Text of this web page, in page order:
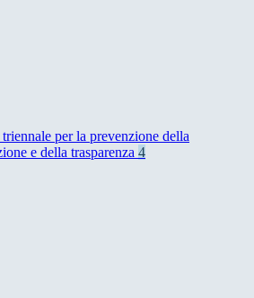
per la prevenzione della
e della trasparenza 4